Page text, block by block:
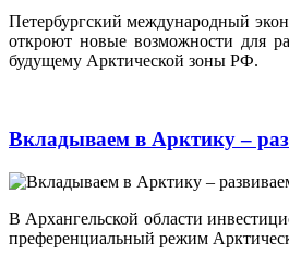
Петербургский международный
откроют новые возможности для
будущему Арктической зоны РФ.
Вкладываем в Арктику –
В Архангельской области
преференциальный режим